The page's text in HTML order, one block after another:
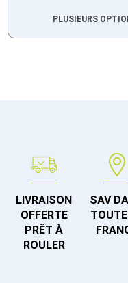
PLUSIEURS
LIVRAISON
OFFERTE
PRÊT À
ROULER
SAV